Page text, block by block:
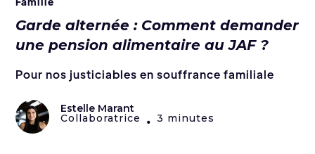
Garde alternée : Comment demander
une pension alimentaire au JAF ?
Pour nos justiciables en souffrance familiale
Estelle Marant
Collaboratrice • 3 minutes